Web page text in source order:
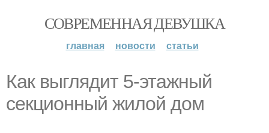
СОВРЕМЕННАЯ ДЕВУШКА
главная новости статьи
Как выглядит 5-этажный
секционный жилой дом